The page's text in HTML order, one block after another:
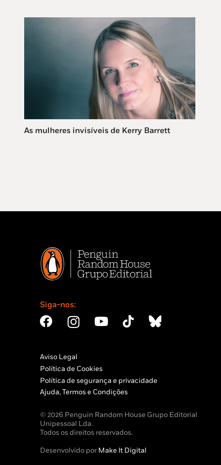
As mulheres invisíveis de Kerry Barrett
Siga-nos:
Aviso Legal
Política de Cookies
Política de segurança e privacidade
Ajuda, Termos e Condições
© 2026 Penguin Random House Grupo Editorial
Unipessoal Lda.
Todos os direitos reservados.
Desenvolvido porMake It Digital